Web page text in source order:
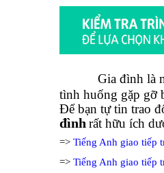
Gia đình là
tình huống gặp gỡ
Để bạn tự tin trao
đình rất hữu ích
=> Tiếng Anh giao tiếp
=> Tiếng Anh giao tiếp